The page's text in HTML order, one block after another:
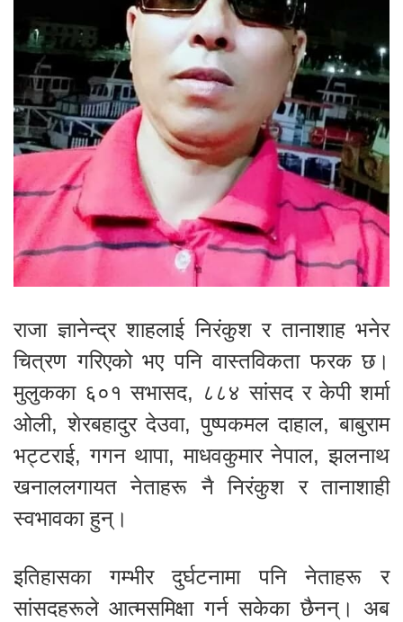
राजा ज्ञानेन्द्र शाहलाई निरंकुश र तानाशाह भनेर
चित्रण गरिएको भए पनि वास्तविकता फरक छ।
मुलुकका ६०१ सभासद, ८८४ सांसद र केपी शर्मा
ओली, शेरबहादुर देउवा, पुष्पकमल दाहाल, बाबुराम
भट्टराई, गगन थापा, माधवकुमार नेपाल, झलनाथ
खनाललगायत नेताहरू नै निरंकुश र तानाशाही
स्वभावका हुन्।
इतिहासका गम्भीर दुर्घटनामा पनि नेताहरू र
सांसदहरूले आत्मसमिक्षा गर्न सकेका छैनन्। अब